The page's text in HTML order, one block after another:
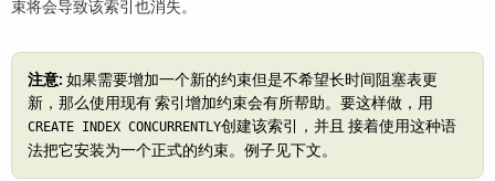
束将会导致该索引也消失。
注意: 如果需要增加一个新的约束但是不希望长时间阻塞表更
新，那么使用现有 索引增加约束会有所帮助。要这样做，用
CREATE INDEX CONCURRENTLY创建该索引，并且 接着使用这种语
法把它安装为一个正式的约束。例子见下文。